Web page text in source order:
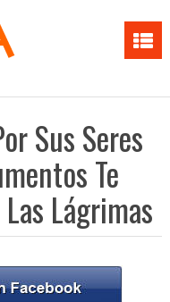
Sus Seres
Te
Lágrimas